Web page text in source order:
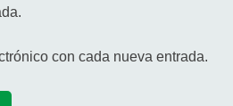
con cada nueva entrada.